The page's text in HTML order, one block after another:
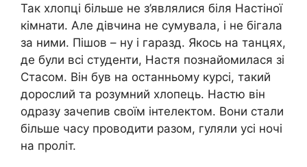
Так хлопці більше не з’являлися біля Настіної
кімнати. Але дівчина не сумувала, і не бігала
за ними. Пішов – ну і гаразд. Якось на танцях,
де були всі студенти, Настя познайомилася зі
Стасом. Він був на останньому курсі, такий
дорослий та розумний хлопець. Настю він
одразу зачепив своїм інтелектом. Вони стали
більше часу проводити разом, гуляли усі ночі
на проліт.